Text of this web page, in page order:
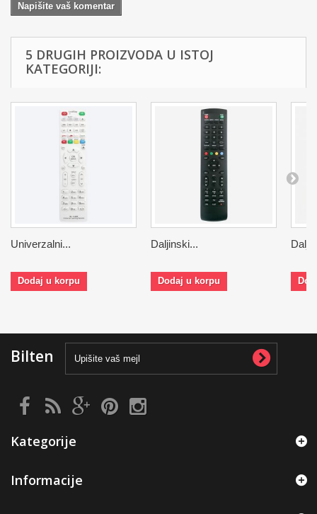
Napišite vaš komentar
5 DRUGIH PROIZVODA U ISTOJ
KATEGORIJI:
Univerzalni...
Dodaj u korpu
Daljinski...
Dodaj u korpu
Bilten
Kategorije
Informacije